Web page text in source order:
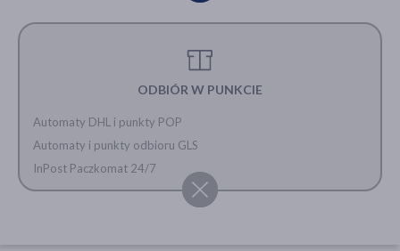
ODBIÓR W PUNKCIE
Automaty DHL i punkty POP
Automaty i punkty odbioru GLS
InPost Paczkomat 24/7